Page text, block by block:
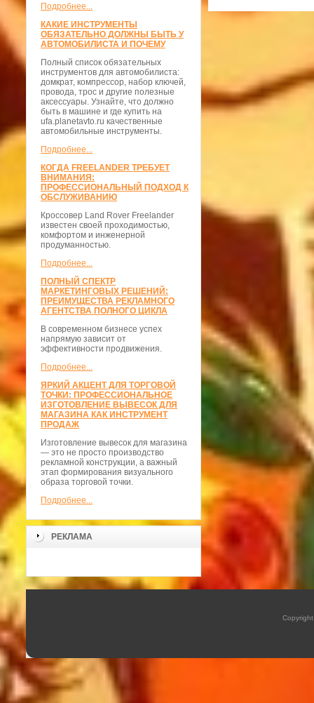
Подробнее...
КАКИЕ ИНСТРУМЕНТЫ
ОБЯЗАТЕЛЬНО ДОЛЖНЫ БЫТЬ У
АВТОМОБИЛИСТА И ПОЧЕМУ
Полный список обязательных
инструментов для автомобилиста:
домкрат, компрессор, набор ключей,
провода, трос и другие полезные
аксессуары. Узнайте, что должно
быть в машине и где купить на
ufa.planetavto.ru качественные
автомобильные инструменты.
Подробнее...
КОГДА FREELANDER ТРЕБУЕТ
ВНИМАНИЯ:
ПРОФЕССИОНАЛЬНЫЙ ПОДХОД К
ОБСЛУЖИВАНИЮ
Кроссовер Land Rover Freelander
известен своей проходимостью,
комфортом и инженерной
продуманностью.
Подробнее...
ПОЛНЫЙ СПЕКТР
МАРКЕТИНГОВЫХ РЕШЕНИЙ:
ПРЕИМУЩЕСТВА РЕКЛАМНОГО
АГЕНТСТВА ПОЛНОГО ЦИКЛА
В современном бизнесе успех
напрямую зависит от
эффективности продвижения.
Подробнее...
ЯРКИЙ АКЦЕНТ ДЛЯ ТОРГОВОЙ
ТОЧКИ: ПРОФЕССИОНАЛЬНОЕ
ИЗГОТОВЛЕНИЕ ВЫВЕСОК ДЛЯ
МАГАЗИНА КАК ИНСТРУМЕНТ
ПРОДАЖ
Изготовление вывесок для магазина
— это не просто производство
рекламной конструкции, а важный
этап формирования визуального
образа торговой точки.
Подробнее...
РЕКЛАМА